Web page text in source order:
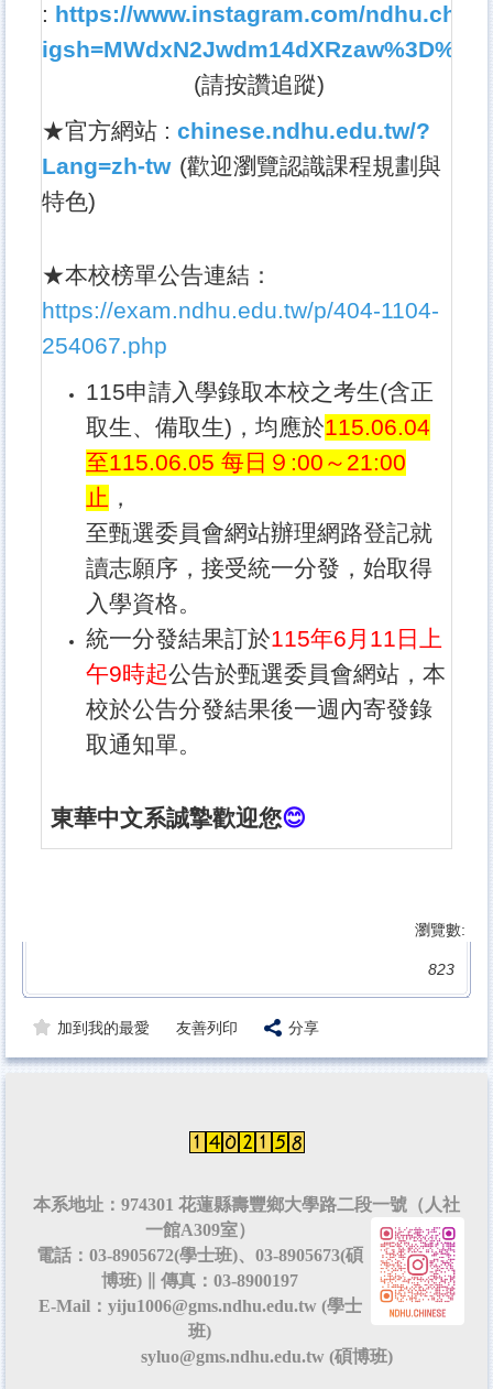
: https://www.instagram.com/
igsh=MWdxN2Jwdm14dXRzaw%3D%3D
(請按讚追蹤)
★官方網站 : chinese.ndhu.edu.tw/?
Lang=zh-tw (歡迎瀏覽認識課程規劃與
特色)
★本校榜單公告連結：
https://exam.ndhu.edu.tw/p/404-1104-
254067.php
115申請入學錄取本校之考生(含正
取生、備取生)，均應於115.06.04
至115.06.05 每日９:00～21:00
止 ，
至甄選委員會網站辦理網路登記就
讀志願序，接受統一分發，始取得
入學資格。
統一分發結果訂於115年6月11日上
午9時起公告於甄選委員會網站，本
校於公告分發結果後一週內寄發錄
取通知單。
東華中文系誠摯歡迎您😊
瀏覽數:
823
加到我的最愛 友善列印 分享
本系地址：974301 花蓮縣壽豐鄉大學路二段一號（人社
一館A309室）
電話：03-8905672(學士班)、03-8905673(碩
博班) ∥ 傳真：03-8900197
E-Mail：yiju1006@gms.ndhu.edu.tw (學士
班)
syluo@gms.ndhu.edu.tw (碩博班)